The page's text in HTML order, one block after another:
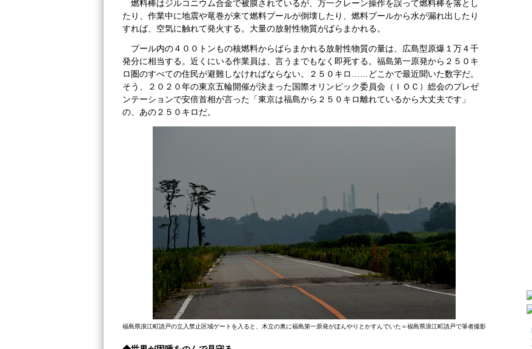
燃料棒はジルコニウム合金で被膜されているが、万一クレーン操作を誤って燃料棒を落とし
たり、作業中に地震や竜巻が来て燃料プールが倒壊したり、燃料プールから水が漏れ出したり
すれば、空気に触れて発火する。大量の放射性物質がばらまかれる。
プール内の４００トンもの核燃料からばらまかれる放射性物質の量は、広島型原爆１万４千
発分に相当する。近くにいる作業員は、言うまでもなく即死する。福島第一原発から２５０キ
ロ圏のすべての住民が避難しなければならない。２５０キロ……どこかで最近聞いた数字だ。
そう、２０２０年の東京五輪開催が決まった国際オリンピック委員会（ＩＯＣ）総会のプレゼ
ンテーションで安倍首相が言った「東京は福島から２５０キロ離れているから大丈夫です」
の、あの２５０キロだ。
福島県浪江町請戸の立入禁止区域ゲートを入ると、木立の奥に福島第一原発がぼんやりとかすんでいた＝福島県浪江町請戸で筆者撮影